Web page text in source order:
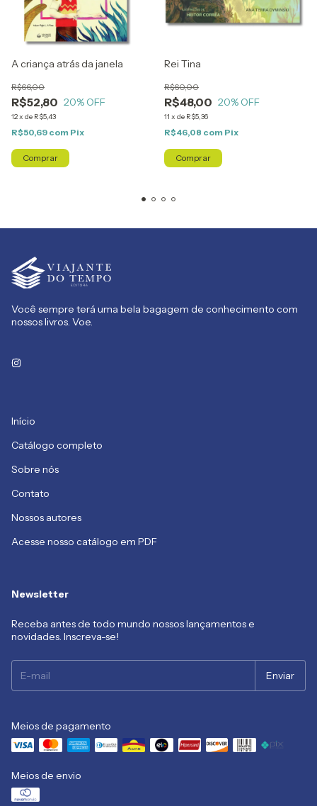
A criança atrás da janela
R$52,80
R$66,00
20% OFF
12x de R$5,43
R$50,69 com Pix
Rei Tina
R$48,00
R$60,00
20% OFF
11 x de R$5,36
R$46,08 com Pix
Você sempre terá uma bela bagagem de conhecimento com
nossos livros. Voe.
Início
Catálogo completo
Sobre nós
Contato
Nossos autores
Acesse nosso catálogo em PDF
Newsletter
Receba antes de todo mundo nossos lançamentos e
novidades. Inscreva-se!
Meios de pagamento
Meios de envio